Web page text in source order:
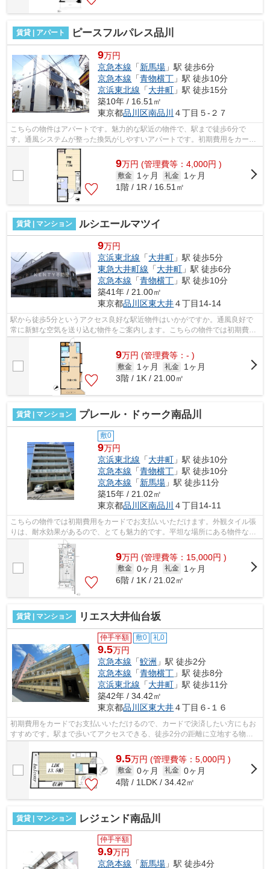
賃貸 | アパート ピースフルパレス品川
9万円
京急本線 「新馬場 」駅 徒歩6分
京急本線 「青物横丁 」駅 徒歩10分
京浜東北線 「大井町 」駅 徒歩15分
築10年 / 16.51㎡
東京都品川区南品川 ４丁目５-２７
こちらの物件はアパートです。魅力的な駅近の物件で、駅まで徒歩6分で
す。通風システムが整った換気がしやすいアパートです。初期費用をカード
でお支払いいただけるので、カードで決済...
9万円 (管理費等：4,000円 )
敷金 1ヶ月 礼金
1ヶ月
1階 / 1R / 16.51㎡
賃貸 | マンション ルシエールマツイ
9万円
京浜東北線 「大井町 」駅 徒歩5分
東急大井町線 「大井町 」駅 徒歩6分
京急本線 「青物横丁 」駅 徒歩10分
築41年 / 21.00㎡
東京都品川区東大井４丁目14-14
駅から徒歩5分というアクセス良好な駅近物件はいかがですか。通風良好で
常に新鮮な空気を送り込む物件をご案内します。こちらの物件では初期費用
をカードでお支払いいただけます。目的...
9万円 (管理費等：- )
敷金 1ヶ月 礼金
1ヶ月
3階 / 1K / 21.00㎡
賃貸 | マンション プレール・ドゥーク南品川
敷0
9万円
京浜東北線 「大井町 」駅 徒歩10分
京急本線 「青物横丁 」駅 徒歩10分
京急本線 「新馬場 」駅 徒歩11分
築15年 / 21.02㎡
東京都品川区南品川 ４丁目14-11
こちらの物件では初期費用をカードでお支払いいただけます。外観タイル張
りは、耐水効果があるので、とても魅力的です。平坦な場所にある物件なら
毎日の移動も快適です。こちらの物件...
9万円 (管理費等：15,000円 )
敷金 0ヶ月 礼金
1ヶ月
6階 / 1K / 21.02㎡
賃貸 | マンション リエス大井仙台坂
仲手半額 敷0 礼0
9.5万円
京急本線 「鮫洲 」駅 徒歩2分
京急本線 「青物横丁 」駅 徒歩8分
京浜東北線 「大井町 」駅 徒歩11分
築42年 / 34.42㎡
東京都品川区東大井４丁目６-１６
初期費用をカードでお支払いいただけるので、カードで決済したい方にもお
すすめです。駅まで歩いてアクセスできる、徒歩2分の距離に立地する物件
9.5万円 (管理費等：5,000円 )
敷金 0ヶ月 礼金 0ヶ月
4階 / 1LDK / 34.42㎡
賃貸 | マンション レジェンド南品川
仲手半額
9.9万円
京急本線 「新馬場 」駅 徒歩4分